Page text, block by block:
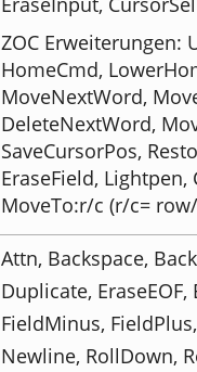
ZOC Erweiterungen:
HomeCmd,
MoveNextWord,
DeleteNextWord,
SaveCursorPos,
EraseField, Lightpen,
MoveTo:r/c (r/c=
Attn, Backspace,
Duplicate,
FieldMinus,
Newline, RollDown,